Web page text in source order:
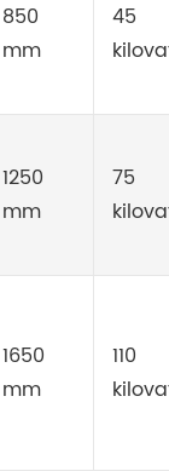
850
mm
45
1250
mm
75
1650
mm
110